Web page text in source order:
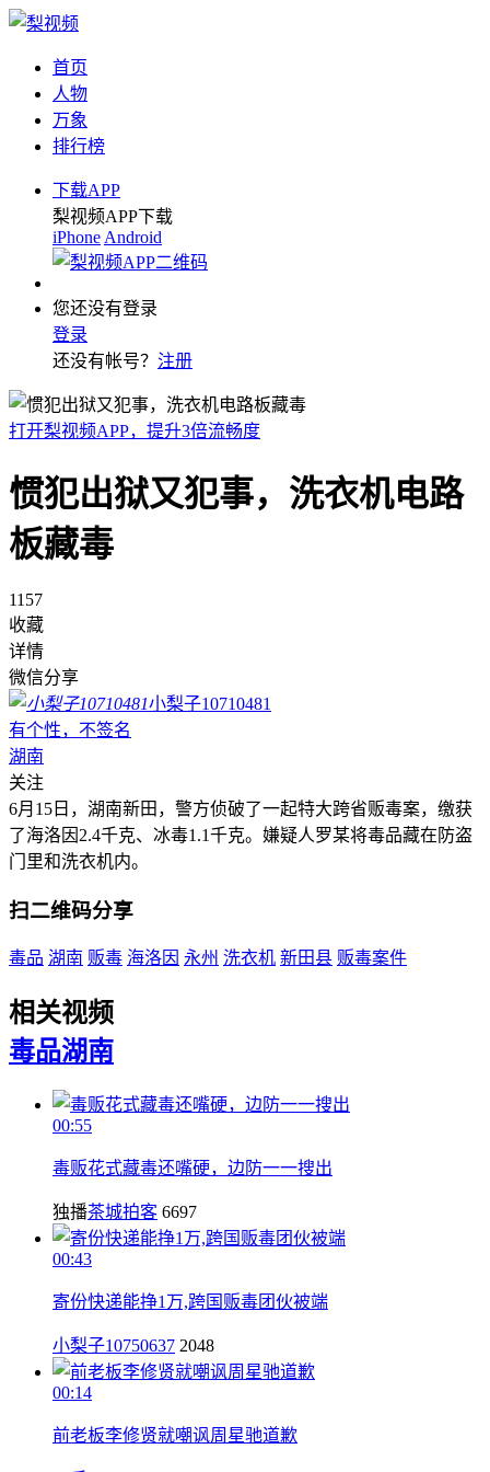
首页
人物
万象
排行榜
下载APP
梨视频APP下载
iPhone Android
您还没有登录
登录
还没有帐号？ 注册
打开梨视频APP，提升3倍流畅度
惯犯出狱又犯事，洗衣机电路
板藏毒
1157
收藏
详情
微信分享
小梨子10710481
有个性，不签名
湖南
关注
6月15日，湖南新田，警方侦破了一起特大跨省贩毒案，缴获
了海洛因2.4千克、冰毒1.1千克。嫌疑人罗某将毒品藏在防盗
门里和洗衣机内。
扫二维码分享
毒品 湖南 贩毒 海洛因 永州 洗衣机 新田县 贩毒案件
相关视频
毒品湖南
00:55
毒贩花式藏毒还嘴硬，边防一一搜出
独播茶城拍客 6697
00:43
寄份快递能挣1万,跨国贩毒团伙被端
小梨子10750637 2048
00:14
前老板李修贤就嘲讽周星驰道歉